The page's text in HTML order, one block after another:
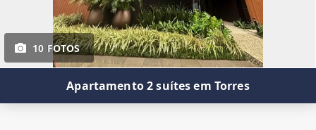
10 FOTOS
Apartamento 2 suítes em Torres